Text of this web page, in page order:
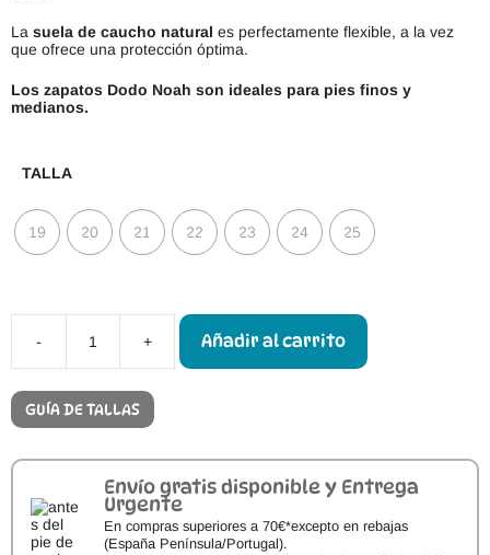
La suela de caucho natural es perfectamente flexible, a la vez
que ofrece una protección óptima.
Los zapatos Dodo Noah son ideales para pies finos y
medianos.
TALLA
19 20 21 22 23 24 25
-
Dodo
Shoes
+ Añadir al carrito
GUÍA DE TALLAS
Envío gratis disponible y Entrega
Urgente
En compras superiores a 70€*excepto en rebajas
(España Península/Portugal).